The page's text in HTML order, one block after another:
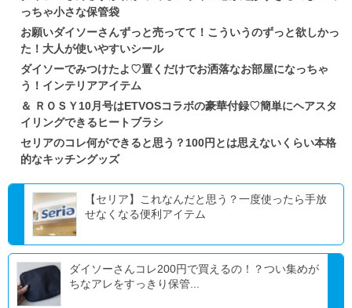
っちゃ小さな保管袋
お願いダイソーさんずっと売ってて！こういうのずっと欲しかっ
た！大人が使いやすいシール
ダイソーでみつけたよ♡置くだけでお洒落なお部屋になっちゃ
う！インテリアアイテム
＆ ＲＯＳＹ10月号はETVOSコラボの豪華付録♡簡単にヘアスタ
イリングできるヒートブラシ
セリアのコレ何ができると思う？100円とは思えないくらい本格
的なキッチングッズ
【セリア】これなんだと思う？一度使ったら手放
せなくなる便利アイテム
ダイソーさんコレ200円で買えるの！？つい集めが
ちなアレをすっきり保管...